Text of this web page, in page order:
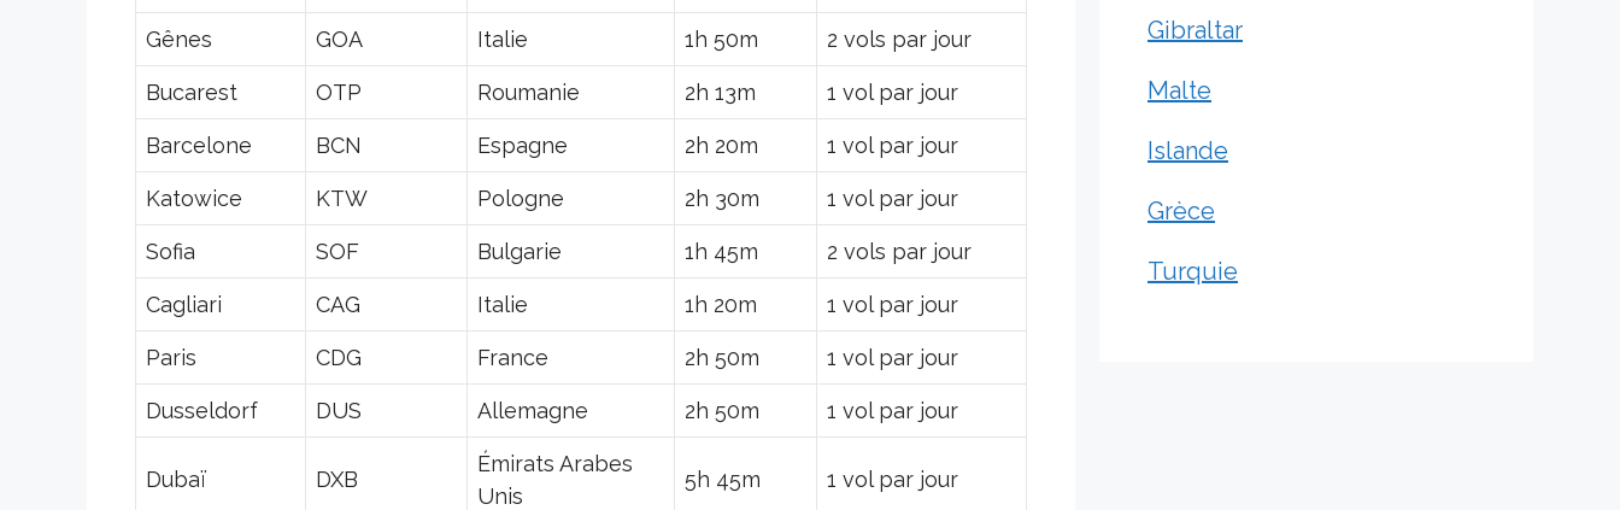
Gênes GOA Italie 1h 50m 2 vols par jour
Bucarest OTP Roumanie 2h 13m 1 vol par jour
Barcelone BCN Espagne 2h 20m 1 vol par jour
Katowice KTW Pologne 2h 30m 1 vol par jour
Sofia SOF Bulgarie 1h 45m 2 vols par jour
Cagliari CAG Italie 1h 20m 1 vol par jour
Paris CDG France 2h 50m 1 vol par jour
Dusseldorf DUS Allemagne 2h 50m 1 vol par jour
Dubaï DXB
Émirats Arabes
Unis
5h 45m 1 vol par jour
Gibraltar
Malte
Islande
Grèce
Turquie